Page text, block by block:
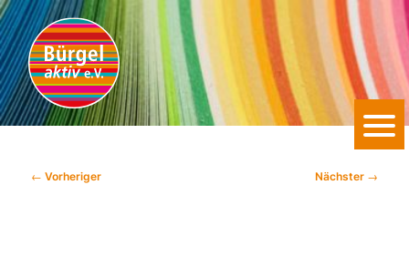
Zum
primären
Inhalt
springen
WIR SIND FÜR SIE DA.
Beitragsnavigation
← Vorheriger Nächster →